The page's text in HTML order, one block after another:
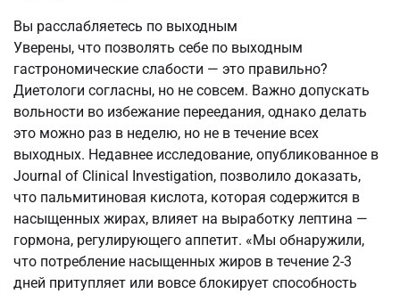
Вы расслабляетесь по выходным
Уверены, что позволять себе по выходным
гастрономические слабости — это правильно?
Диетологи согласны, но не совсем. Важно допускать
вольности во избежание переедания, однако делать
это можно раз в неделю, но не в течение всех
выходных. Недавнее исследование, опубликованное в
Journal of Clinical Investigation, позволило доказать,
что пальмитиновая кислота, которая содержится в
насыщенных жирах, влияет на выработку лептина —
гормона, регулирующего аппетит. «Мы обнаружили,
что потребление насыщенных жиров в течение 2-3
дней притупляет или вовсе блокирует способность